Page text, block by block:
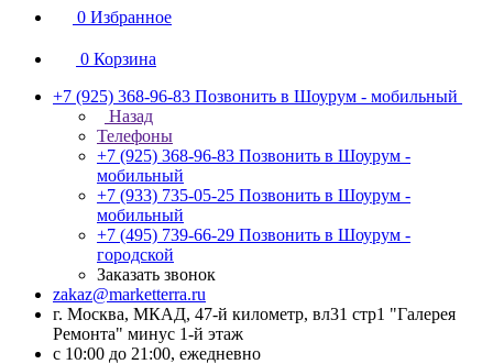
0 Избранное
0 Корзина
+7 (925) 368-96-83 Позвонить в Шоурум - мобильный
Назад
Телефоны
+7 (925) 368-96-83 Позвонить в Шоурум -
мобильный
+7 (933) 735-05-25 Позвонить в Шоурум -
мобильный
+7 (495) 739-66-29 Позвонить в Шоурум -
городской
Заказать звонок
zakaz@marketterra.ru
г. Москва, МКАД, 47-й километр, вл31 стр1 "Галерея
Ремонта" минус 1-й этаж
с 10:00 до 21:00, ежедневно